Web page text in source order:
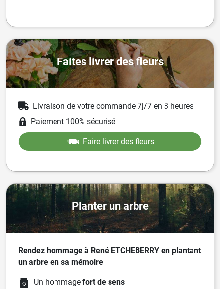
Faites livrer des fleurs
Livraison de votre commande 7j/7 en 3 heures
Paiement 100% sécurisé
Faire livrer des fleurs
Planter un arbre
Rendez hommage à René ETCHEBERRY en plantant
un arbre en sa mémoire
Un hommage fort de sens